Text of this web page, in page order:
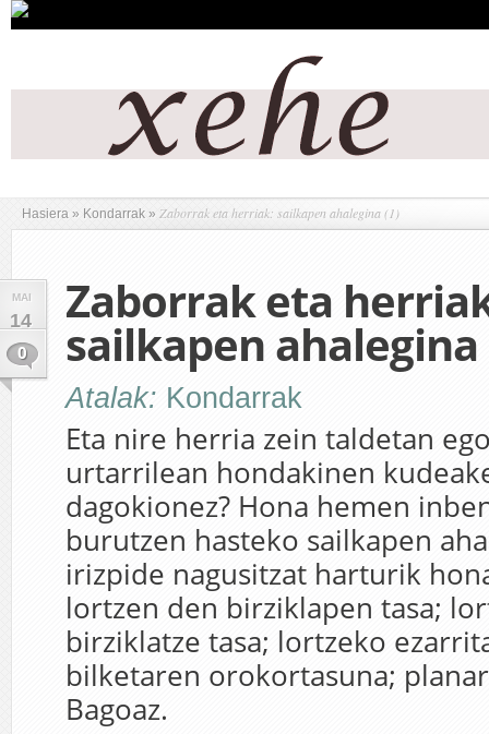
Hasiera » Kondarrak » Zaborrak eta herriak: sailkapen ahalegina (1)
MAI
14
0
Zaborrak eta
sailkapen ahalegina
Atalak: Kondarrak
Eta nire herria zein taldetan
urtarrilean hondakinen
dagokionez? Hona hemen
burutzen hasteko sailkapen
irizpide nagusitzat harturik
lortzen den birziklapen tasa;
birziklatze tasa; lortzeko
bilketaren orokortasuna;
Bagoaz.